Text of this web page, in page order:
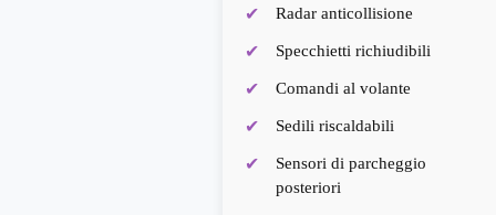
Radar anticollisione
Specchietti richiudibili
Comandi al volante
Sedili riscaldabili
Sensori di parcheggio
posteriori